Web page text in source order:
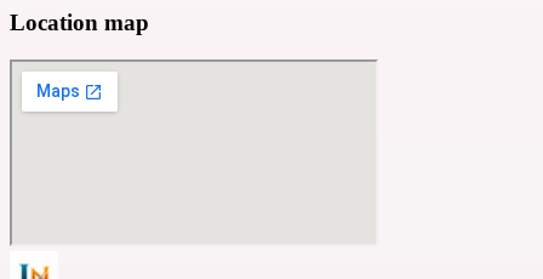
Location map